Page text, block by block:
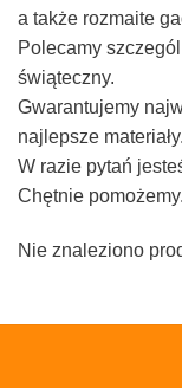
a także rozmaite
Polecamy
świąteczny.
Gwarantujemy
najlepsze materiały.
W razie pytań
Chętnie pomożemy.
Nie znaleziono